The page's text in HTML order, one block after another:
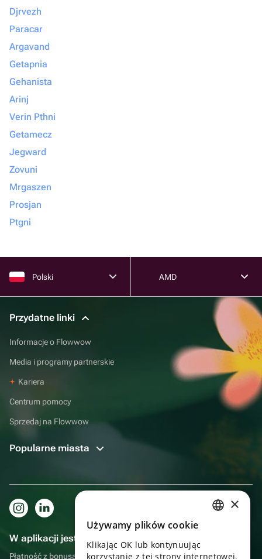
Djrvezh
Paracar
Argavand
Getapnia
Gehanista
Arinj
Verin Pthni
Getamecz
Jegward
Zovuni
Mrgaszen
Prosjan
Ptgni
Polski AMD
Przydatne linki
Informacje o Flowwow
Media i programy partnerskie
Kariera
Centrum pomocy
Sprzedaj na Flowwow
Popularne miasta
W aplikacji jest to jeszcze wygodniejsze!
Płatność z bonusami, samodzielna dostawa, wygodny czat z
×
Używamy plików cookie
Klikając OK lub kontynuując
korzystanie z tej strony internetowej,